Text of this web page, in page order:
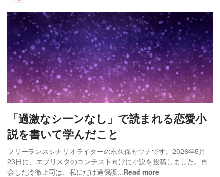
「過激なシーンなし」で読まれる恋愛小
説を書いて学んだこと
フリーランスシナリオライターの永久保セツナです。2026年5月
23日に、エブリスタのコンテスト向けに小説を投稿しました。再
会した冷徹上司は、私にだけ過保護...Read more